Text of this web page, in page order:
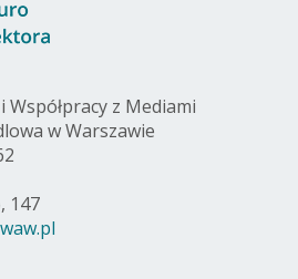
Współpracy z Mediami
w Warszawie
147